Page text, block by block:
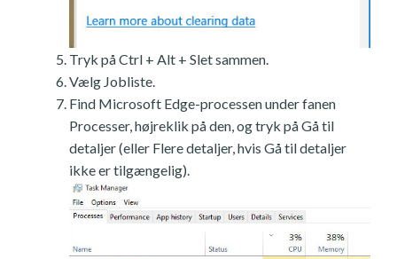
Tryk på Ctrl + Alt + Slet sammen.
Vælg Jobliste.
Find Microsoft Edge-processen under fanen
Processer, højreklik på den, og tryk på Gå til
detaljer (eller Flere detaljer, hvis Gå til detaljer
ikke er tilgængelig).